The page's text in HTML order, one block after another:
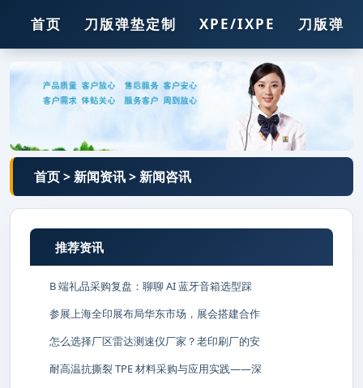
首页 刀版弹垫定制 XPE/IXPE 刀版弹垫
压痕线 钢孔
首页>新闻资讯>新闻咨讯
推荐资讯
B 端礼品采购复盘：聊聊 AI 蓝牙音箱选型踩
参展上海全印展布局华东市场，展会搭建合作
怎么选择厂区雷达测速仪厂家？老印刷厂的安
耐高温抗撕裂 TPE 材料采购与应用实践——深